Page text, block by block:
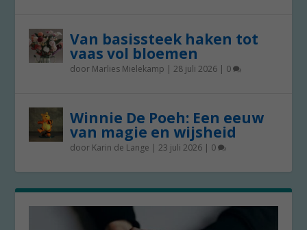
Van basissteek haken tot
vaas vol bloemen
door Marlies Mielekamp |28 juli 2026 | 0
Winnie De Poeh: Een eeuw
van magie en wijsheid
door Karin de Lange |23 juli 2026 | 0